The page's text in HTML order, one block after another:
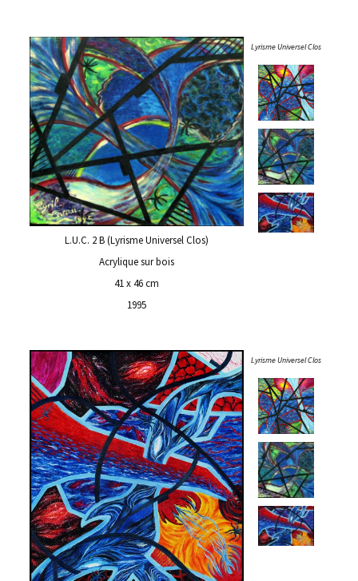
L.U.C. 2 B (Lyrisme Universel Clos)
Acrylique sur bois
41 x 46 cm
1995
Lyrisme Universel Clos
Lyrisme Universel Clos